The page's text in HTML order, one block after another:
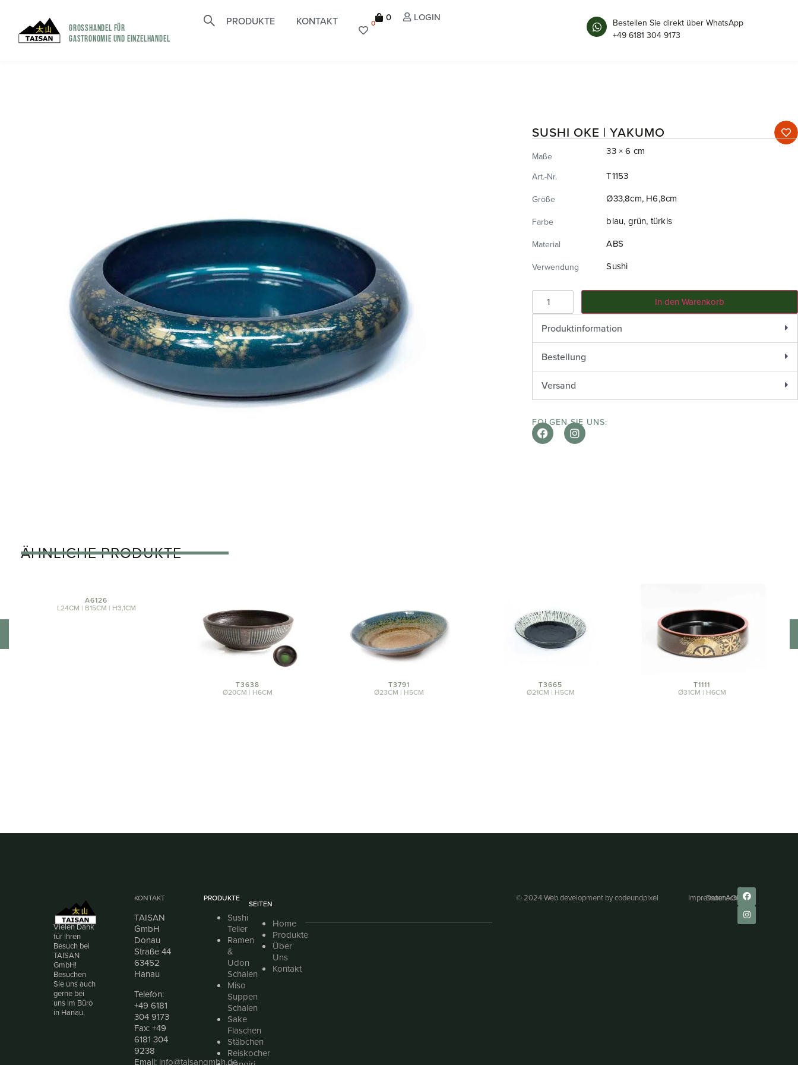
GROSSHANDEL FÜR
GASTRONOMIE UND EINZELHANDEL
PRODUKTE KONTAKT 0 0 LOGIN
Bestellen Sie direkt über WhatsApp
+49 6181 304 9173
SUSHI OKE | YAKUMO
Maße 33 × 6 cm
Art.-Nr. T1153
Größe Ø33,8cm, H6,8cm
Farbe blau, grün, türkis
Material ABS
Verwendung Sushi
In den Warenkorb
Produktinformation
Bestellung
Versand
FOLGEN SIE UNS:
ÄHNLICHE PRODUKTE
A6126
L24CM | B15CM | H3,1CM
T3638
Ø20CM | H6CM
T3791
Ø23CM | H5CM
T3665
Ø21CM | H5CM
T1111
Ø31CM | H6CM
Vielen Dank
für ihren
Besuch bei
TAISAN
GmbH!
Besuchen
Sie uns auch
gerne bei
uns im Büro
in Hanau.
KONTAKT
TAISAN
GmbH
Donau
Straße 44
63452
Hanau
Telefon:
+49 6181
304 9173
Fax: +49
6181 304
9238
Email: info@taisangmbh.de
PRODUKTE
Sushi
Teller
Ramen
&
Udon
Schalen
Miso
Suppen
Schalen
Sake
Flaschen
Stäbchen
Reiskocher
SEITEN
Home
Produkte
Über
Uns
Kontakt
© 2024 Web development bycodeundpixel ImpressumDatenschutz
AGB